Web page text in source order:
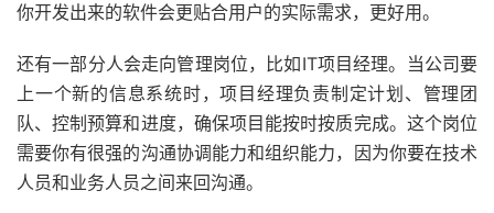
你开发出来的软件会更贴合用户的实际需求，更好用。
还有一部分人会走向管理岗位，比如IT项目经理。当公司要
上一个新的信息系统时，项目经理负责制定计划、管理团
队、控制预算和进度，确保项目能按时按质完成。这个岗位
需要你有很强的沟通协调能力和组织能力，因为你要在技术
人员和业务人员之间来回沟通。